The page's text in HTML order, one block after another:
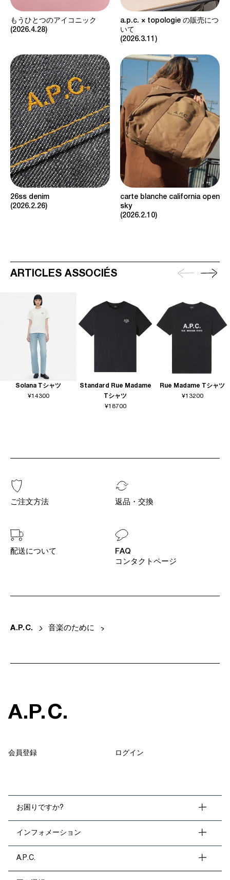
もうひとつのアイコニック
2026.4.28
a.p.c. × topologie の販売につ
いて
2026.3.11
26ss denim
2026.2.26
carte blanche california open
sky
2026.2.10
ARTICLES ASSOCIÉS
Solana Tシャツ
¥14300
Standard Rue Madame
Tシャツ
¥18700
Rue Madame Tシャツ
¥13200
ご注文方法 返品・交換
配送について
FAQ
コンタクトページ
A. P. C. 音楽のために
A.P.C.
会員登録 ログイン
お困りですか?
インフォメーション
A.P.C.